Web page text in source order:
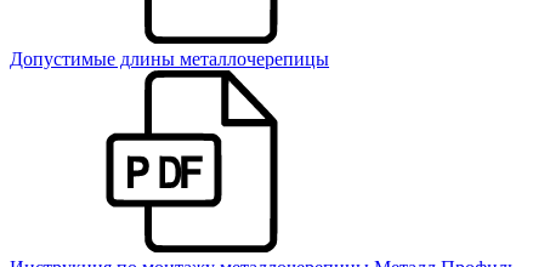
Допустимые длины металлочерепицы